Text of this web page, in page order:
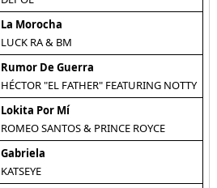
La Morocha
LUCK RA & BM
Rumor De Guerra
HÉCTOR "EL FATHER" FEATURING NOTTY
Lokita Por Mí
ROMEO SANTOS & PRINCE ROYCE
Gabriela
KATSEYE